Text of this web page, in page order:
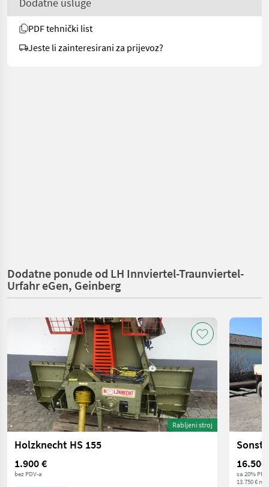
PDF tehnički list
Jeste li zainteresirani za prijevoz?
Dodatne ponude od LH Innviertel-Traunviertel-
Urfahr eGen, Geinberg
Rabljeni stroj
Holzknecht HS 155
1.900 €
bez PDV-a
16.500
sa 20%
13.750 €